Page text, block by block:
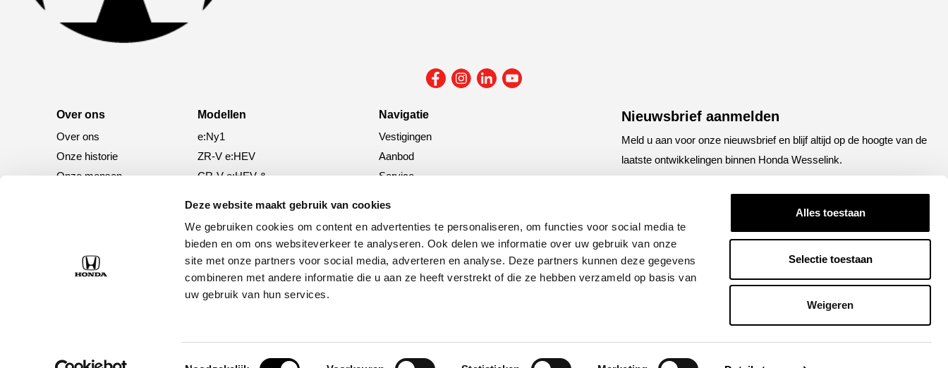
Deze website maakt gebruik van cookies
We gebruiken cookies om content en advertenties te personaliseren, om functies voor social media te
bieden en om ons websiteverkeer te analyseren. Ook delen we informatie over uw gebruik van onze
site met onze partners voor social media, adverteren en analyse. Deze partners kunnen deze gegevens
combineren met andere informatie die u aan ze heeft verstrekt of die ze hebben verzameld op basis van
uw gebruik van hun services.
Toestemmingsselectie
Alles toestaan
Selectie toestaan
Weigeren
Over ons
Over ons
Onze historie
Onze mensen
Modellen
e:Ny1
ZR-V e:HEV
CR-V e:HEV &
Civic e:HEV
Jazz e:HEV
Civic Type R
Prelude e:HEV
Navigatie
Vestigingen
Aanbod
Service
Nieuwsbrief aanmelden
Meld u aan voor onze nieuwsbrief en blijf altijd op de hoogte van de
laatste ontwikkelingen binnen Honda Wesselink.
CAPTCHA